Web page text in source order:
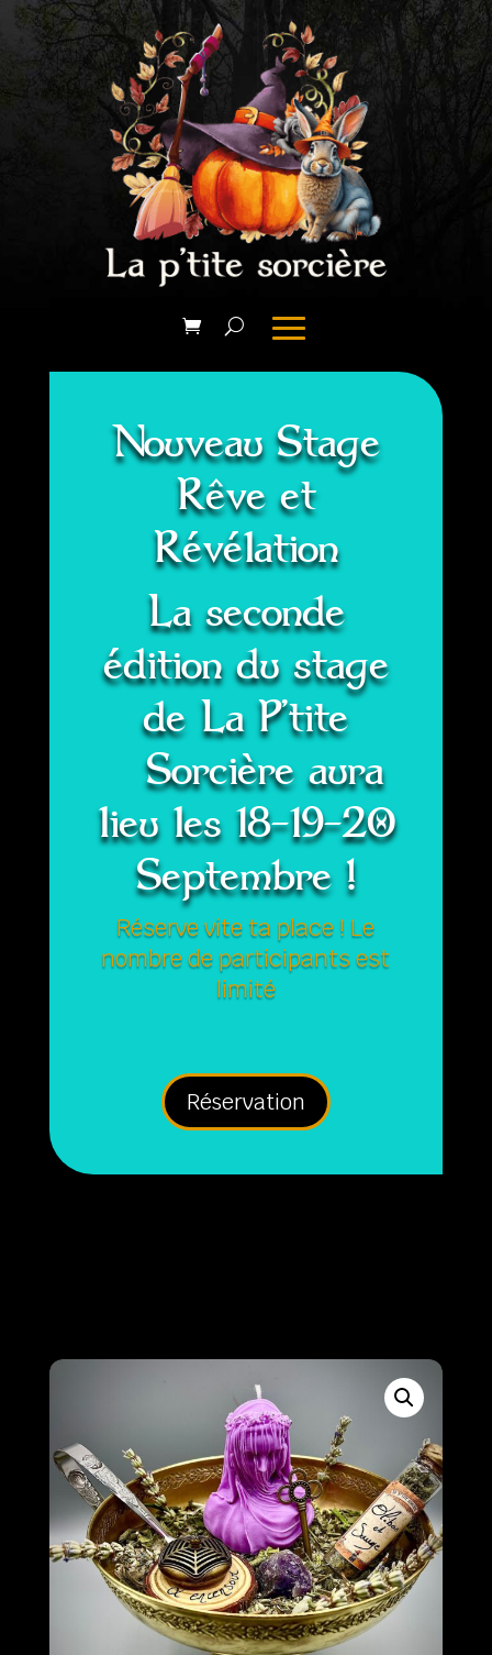
Nouveau Stage
Rêve et
Révélation
La seconde
édition du stage
de La P’tite
Sorcière aura
lieu les 18-19-20
Septembre !
Réserve vite ta place ! Le
nombre de participants est
limité
Réservation